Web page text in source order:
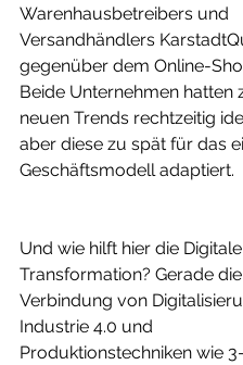
Warenhausbetreibers und
Versandhändlers
gegenüber dem Online-
Beide Unternehmen hatten
neuen Trends rechtzeitig
aber diese zu spät für das
Geschäftsmodell adaptiert.
Und wie hilft hier die Digitale
Transformation? Gerade die
Verbindung von
Industrie 4.0 und
Produktionstechniken wie